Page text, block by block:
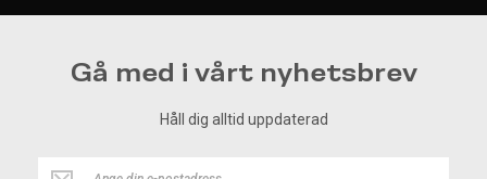
Gå med i vårt nyhetsbrev
Håll dig alltid uppdaterad
Håll